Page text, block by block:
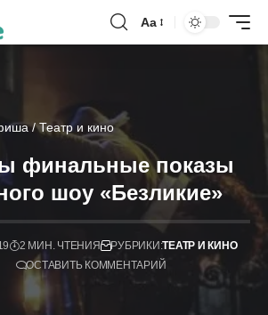
Аа
/Театр и кино
финальные показы
шоу «Безликие»
2 МИН. ЧТЕНИЯ РУБРИКИ:ТЕАТР И КИНО
ОСТАВИТЬ КОММЕНТАРИЙ